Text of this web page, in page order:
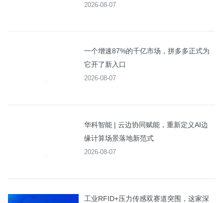
2026-08-07
一个增速87%的千亿市场，拼多多正式为
它开了新入口
2026-08-07
华科智能 | 云边协同赋能，重新定义AI边
缘计算场景落地新范式
2026-08-07
工业RFID+压力传感双赛道突围，这家深